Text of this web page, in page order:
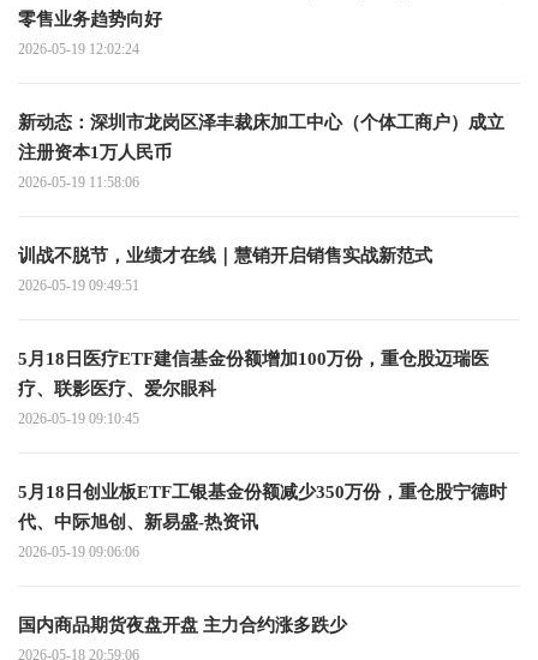
零售业务趋势向好
2026-05-19 12:02:24
新动态：深圳市龙岗区泽丰裁床加工中心（个体工商户）成立
注册资本1万人民币
2026-05-19 11:58:06
训战不脱节，业绩才在线｜慧销开启销售实战新范式
2026-05-19 09:49:51
5月18日医疗ETF建信基金份额增加100万份，重仓股迈瑞医
疗、联影医疗、爱尔眼科
2026-05-19 09:10:45
5月18日创业板ETF工银基金份额减少350万份，重仓股宁德时
代、中际旭创、新易盛-热资讯
2026-05-19 09:06:06
国内商品期货夜盘开盘 主力合约涨多跌少
2026-05-18 20:59:06